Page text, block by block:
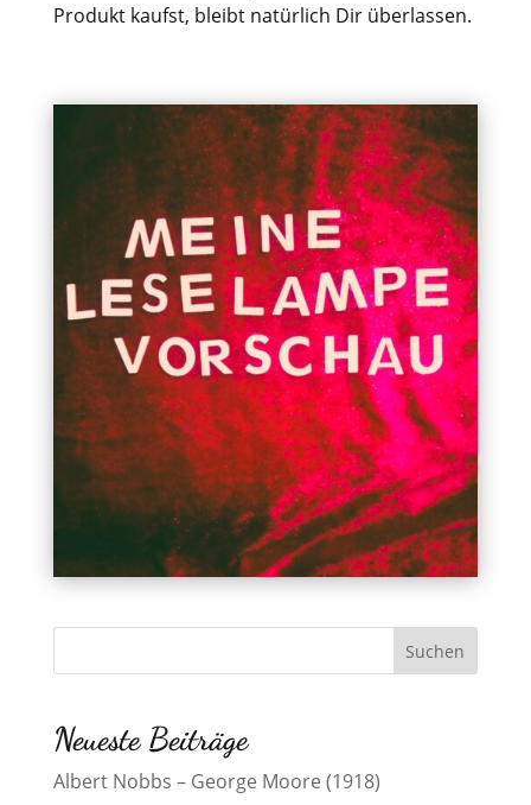
Produkt kaufst, bleibt natürlich Dir überlassen.
Neueste Beiträge
Albert Nobbs – George Moore (1918)